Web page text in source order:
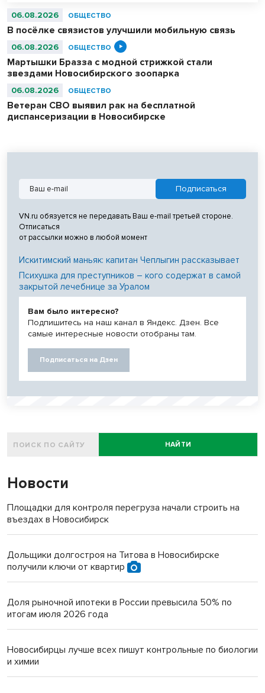
06.08.2026 ОБЩЕСТВО
В посёлке связистов улучшили мобильную связь
06.08.2026 ОБЩЕСТВО
Мартышки Бразза с модной стрижкой стали
звездами Новосибирского зоопарка
06.08.2026 ОБЩЕСТВО
Ветеран СВО выявил рак на бесплатной
диспансеризации в Новосибирске
VN.ru обязуется не передавать Ваш e-mail третьей стороне.
Отписаться
от рассылки можно в любой момент
Искитимский маньяк: капитан Чеплыгин рассказывает
Психушка для преступников – кого содержат в самой
закрытой лечебнице за Уралом
Вам было интересно?
Подпишитесь на наш канал в Яндекс. Дзен. Все
самые интересные новости отобраны там.
Подписаться на Дзен
НАЙТИ
Новости
Площадки для контроля перегруза начали строить на
въездах в Новосибирск
Дольщики долгостроя на Титова в Новосибирске
получили ключи от квартир
Доля рыночной ипотеки в России превысила 50% по
итогам июля 2026 года
Новосибирцы лучше всех пишут контрольные по биологии
и химии